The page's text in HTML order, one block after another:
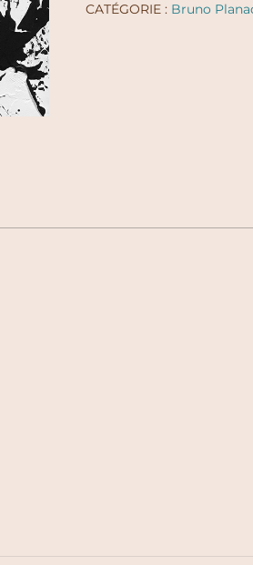
CATÉGORIE : Bruno